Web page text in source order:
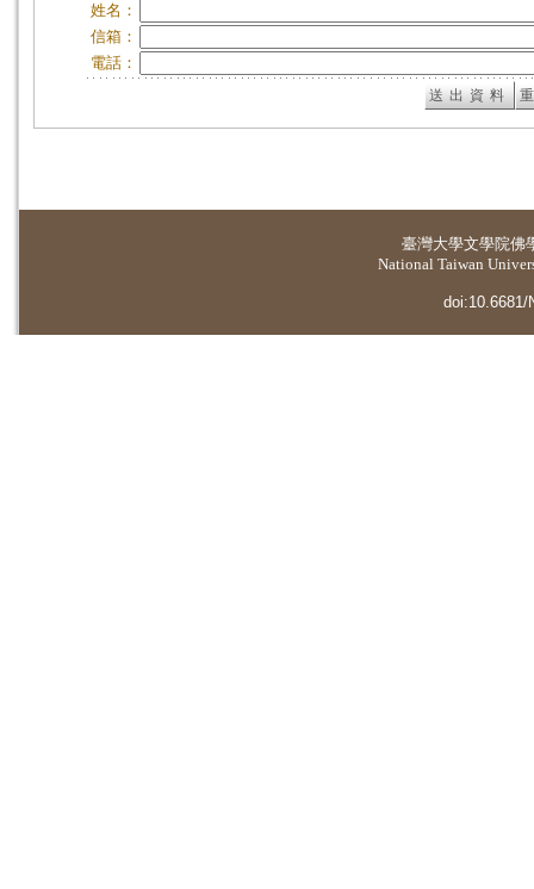
姓名：
信箱：
電話：
臺灣大學文學院佛
National Taiwan
doi:10.6681/